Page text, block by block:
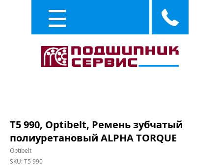
T5 990, Optibelt, Ремень зубчатый
полиуретановый ALPHA TORQUE
Optibelt
SKU:T5 990